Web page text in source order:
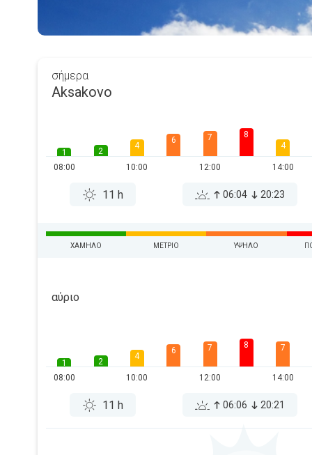
σήμερα
Aksakovo
1
08:00
2
4
10:00
6 7
12:00
8
4
14:00
11 h 06:04 20:23
ΧΑΜΗΛΌ ΜΈΤΡΙΟ ΥΨΗΛΌ
αύριο
1
08:00
2
4
10:00
6 7
12:00
8 7
14:00
11 h 06:06 20:21